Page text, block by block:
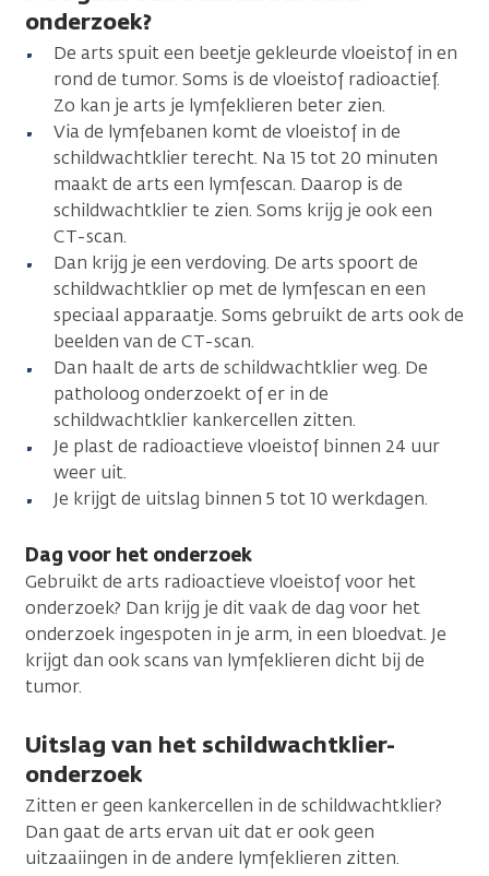
onderzoek?
De arts spuit een beetje gekleurde vloeistof in en
rond de tumor. Soms is de vloeistof radioactief.
Zo kan je arts je lymfeklieren beter zien.
Via de lymfebanen komt de vloeistof in de
schildwachtklier terecht. Na 15 tot 20 minuten
maakt de arts een lymfescan. Daarop is de
schildwachtklier te zien. Soms krijg je ook een
CT-scan.
Dan krijg je een verdoving. De arts spoort de
schildwachtklier op met de lymfescan en een
speciaal apparaatje. Soms gebruikt de arts ook de
beelden van de CT-scan.
Dan haalt de arts de schildwachtklier weg. De
patholoog onderzoekt of er in de
schildwachtklier kankercellen zitten.
Je plast de radioactieve vloeistof binnen 24 uur
weer uit.
Je krijgt de uitslag binnen 5 tot 10 werkdagen.
Dag voor het onderzoek
Gebruikt de arts radioactieve vloeistof voor het
onderzoek? Dan krijg je dit vaak de dag voor het
onderzoek ingespoten in je arm, in een bloedvat. Je
krijgt dan ook scans van lymfeklieren dicht bij de
tumor.
Uitslag van het schildwachtklier-
onderzoek
Zitten er geen kankercellen in de schildwachtklier?
Dan gaat de arts ervan uit dat er ook geen
uitzaaiingen in de andere lymfeklieren zitten.